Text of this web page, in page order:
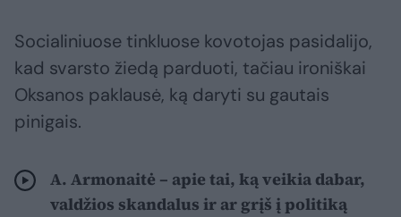
Socialiniuose tinkluose kovotojas pasidalijo,
kad svarsto žiedą parduoti, tačiau ironiškai
Oksanos paklausė, ką daryti su gautais
pinigais.
A. Armonaitė – apie tai, ką veikia dabar,
valdžios skandalus ir ar grįš į politiką